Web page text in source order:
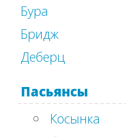
Бура
Бридж
Деберц
Пасьянсы
Косынка